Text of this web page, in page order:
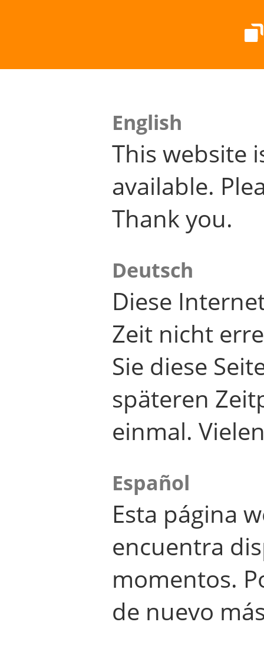
English
This website
available.
Thank you.
Deutsch
Diese
Zeit nicht
Sie diese
späteren
einmal.
Español
Esta página
encuentra
momentos.
de nuevo